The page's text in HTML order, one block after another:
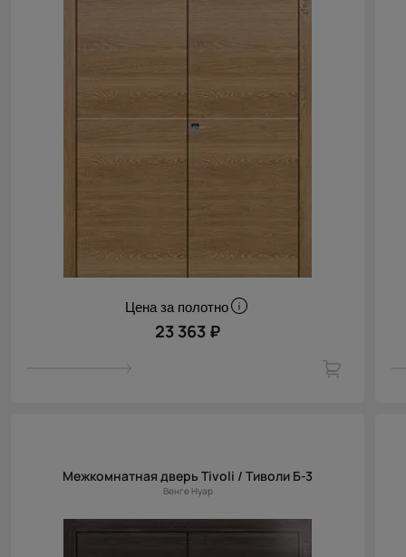
Цена за полотно
23 363 ₽
Межкомнатная дверь Tivoli / Тиволи Б-3
Венге Нуар